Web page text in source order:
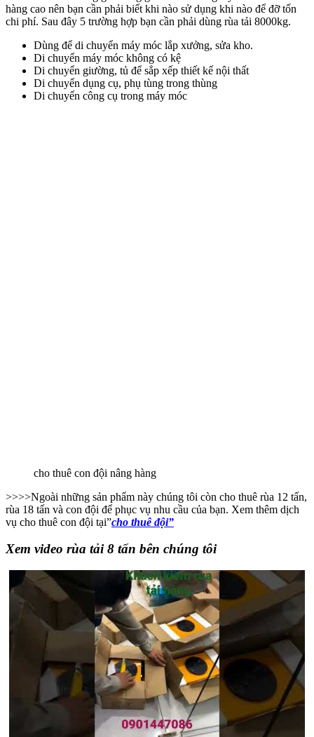
hàng cao nên bạn cần phải biết khi nào sử dụng khi nào để đỡ tốn
chi phí. Sau đây 5 trường hợp bạn cần phải dùng rùa tải 8000kg.
Dùng để di chuyển máy móc lắp xưởng, sửa kho.
Di chuyển máy móc không có kệ
Di chuyển giường, tủ để sắp xếp thiết kế nội thất
Di chuyển dụng cụ, phụ tùng trong thùng
Di chuyển công cụ trong máy móc
cho thuê con đội nâng hàng
>>>>Ngoài những sản phẩm này chúng tôi còn cho thuê rùa 12 tấn,
rùa 18 tấn và con đội để phục vụ nhu cầu của bạn. Xem thêm dịch
vụ cho thuê con đội tại”cho thuê đội”
Xem video rùa tải 8 tấn bên chúng tôi